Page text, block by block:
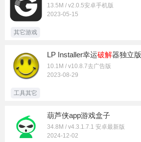
13.5M / v2.0.5安卓手机版
2023-05-15
其它游戏
LP Installer幸运破解器独立版
10.1M / v10.8.7去广告版
2023-08-29
工具其它
葫芦侠app游戏盒子
34.8M / v4.3.1.7.1 安卓最新版
2024-12-02